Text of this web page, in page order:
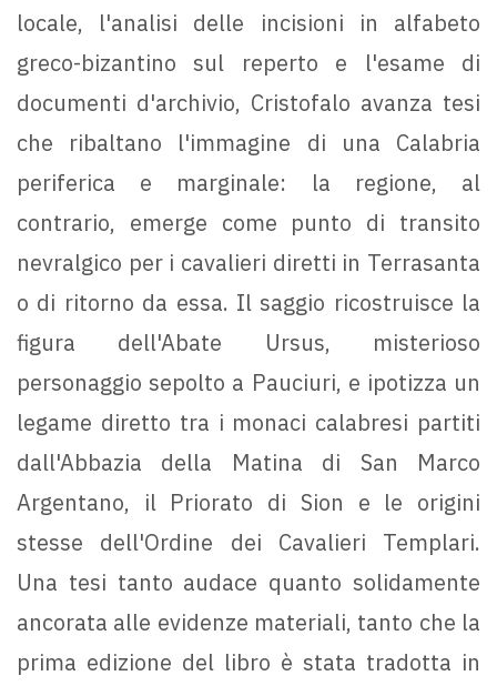
locale, l'analisi delle incisioni in alfabeto
greco-bizantino sul reperto e l'esame di
documenti d'archivio, Cristofalo avanza tesi
che ribaltano l'immagine di una Calabria
periferica e marginale: la regione, al
contrario, emerge come punto di transito
nevralgico per i cavalieri diretti in Terrasanta
o di ritorno da essa. Il saggio ricostruisce la
figura dell'Abate Ursus, misterioso
personaggio sepolto a Pauciuri, e ipotizza un
legame diretto tra i monaci calabresi partiti
dall'Abbazia della Matina di San Marco
Argentano, il Priorato di Sion e le origini
stesse dell'Ordine dei Cavalieri Templari.
Una tesi tanto audace quanto solidamente
ancorata alle evidenze materiali, tanto che la
prima edizione del libro è stata tradotta in